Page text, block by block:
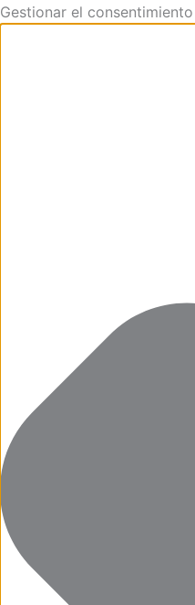
Gestionar el Funcional
Preferencias
Estadísticas
Marketing
Aller